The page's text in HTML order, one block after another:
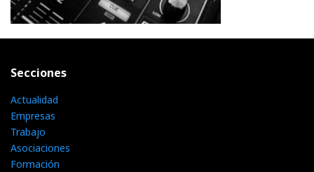
Secciones
Actualidad
Empresas
Trabajo
Asociaciones
Formación